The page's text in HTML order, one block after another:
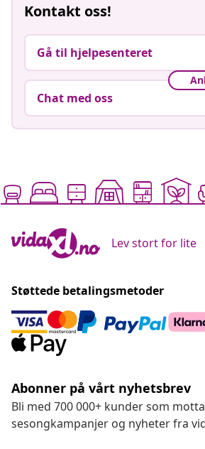
Kontakt oss!
Gå til hjelpesenteret
Chat med oss
Lev stort for lite
Støttede betalingsmetoder
Abonner på vårt nyhetsbrev
Bli med 700 000+ kunder som
sesongkampanjer og nyheter fra